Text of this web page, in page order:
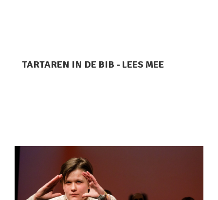
TARTAREN IN DE BIB - LEES MEE